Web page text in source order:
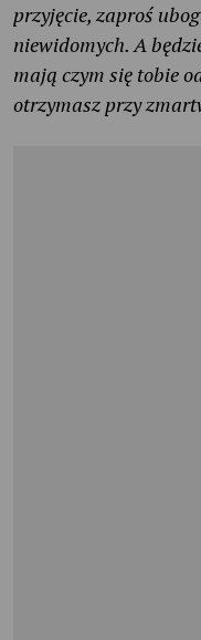
przyjęcie, zaproś
niewidomych. A
mają czym się tobie
otrzymasz przy